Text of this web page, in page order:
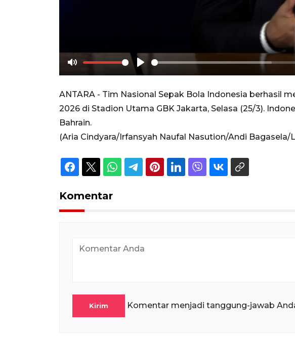
Mute Play
ANTARA - Tim Nasional Sepak Bola Indonesia berhasil
2026 di Stadion Utama GBK Jakarta, Selasa (25/3).
Bahrain.
(Aria Cindyara/Irfansyah Naufal Nasution/Andi Bagasela/
Komentar
Kirim Komentar menjadi tanggung-jawab